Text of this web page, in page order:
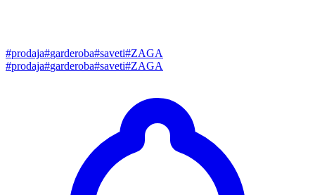
#prodaja#garderoba#saveti#ZAGA
#prodaja#garderoba#saveti#ZAGA